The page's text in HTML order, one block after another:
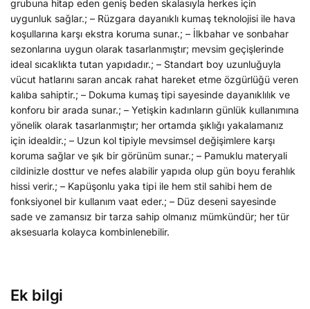
grubuna hitap eden geniş beden skalasıyla herkes için
uygunluk sağlar.; – Rüzgara dayanıklı kumaş teknolojisi ile hava
koşullarına karşı ekstra koruma sunar.; – İlkbahar ve sonbahar
sezonlarına uygun olarak tasarlanmıştır; mevsim geçişlerinde
ideal sıcaklıkta tutan yapıdadır.; – Standart boy uzunluğuyla
vücut hatlarını saran ancak rahat hareket etme özgürlüğü veren
kalıba sahiptir.; – Dokuma kumaş tipi sayesinde dayanıklılık ve
konforu bir arada sunar.; – Yetişkin kadınların günlük kullanımına
yönelik olarak tasarlanmıştır; her ortamda şıklığı yakalamanız
için idealdir.; – Uzun kol tipiyle mevsimsel değişimlere karşı
koruma sağlar ve şık bir görünüm sunar.; – Pamuklu materyali
cildinizle dosttur ve nefes alabilir yapıda olup gün boyu ferahlık
hissi verir.; – Kapüşonlu yaka tipi ile hem stil sahibi hem de
fonksiyonel bir kullanım vaat eder.; – Düz deseni sayesinde
sade ve zamansız bir tarza sahip olmanız mümkündür; her tür
aksesuarla kolayca kombinlenebilir.
Ek bilgi